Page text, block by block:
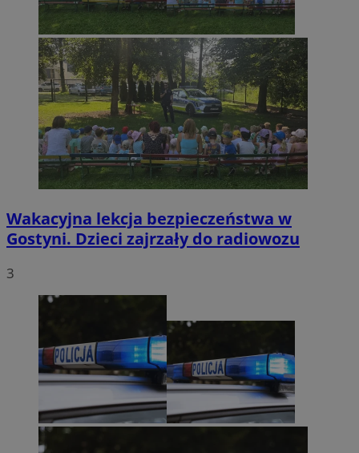
Wakacyjna lekcja bezpieczeństwa w
Gostyni. Dzieci zajrzały do radiowozu
3